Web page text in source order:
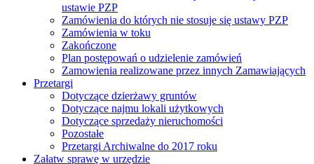
ustawie PZP
Zamówienia do których nie stosuje się ustawy PZP
Zamówienia w toku
Zakończone
Plan postępowań o udzielenie zamówień
Zamowienia realizowane przez innych Zamawiających
Przetargi
Dotyczące dzierżawy gruntów
Dotyczące najmu lokali użytkowych
Dotyczące sprzedaży nieruchomości
Pozostałe
Przetargi Archiwalne do 2017 roku
Załatw sprawę w urzędzie